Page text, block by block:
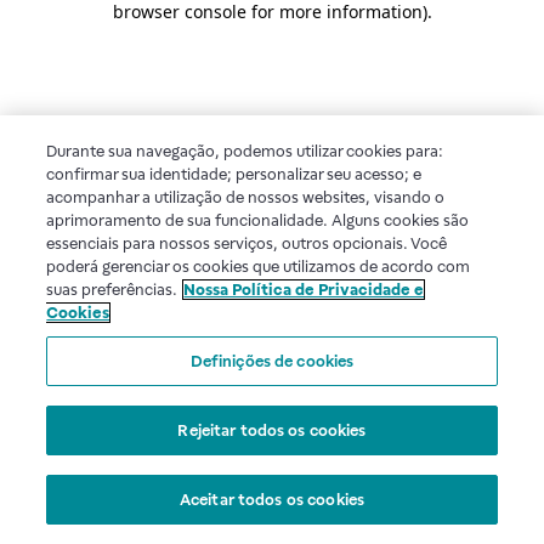
browser console for more information).
Durante sua navegação, podemos utilizar cookies para:
confirmar sua identidade; personalizar seu acesso; e
acompanhar a utilização de nossos websites, visando o
aprimoramento de sua funcionalidade. Alguns cookies são
essenciais para nossos serviços, outros opcionais. Você
poderá gerenciar os cookies que utilizamos de acordo com
suas preferências. Nossa Política de Privacidade e
Cookies
Definições de cookies
Rejeitar todos os cookies
Aceitar todos os cookies